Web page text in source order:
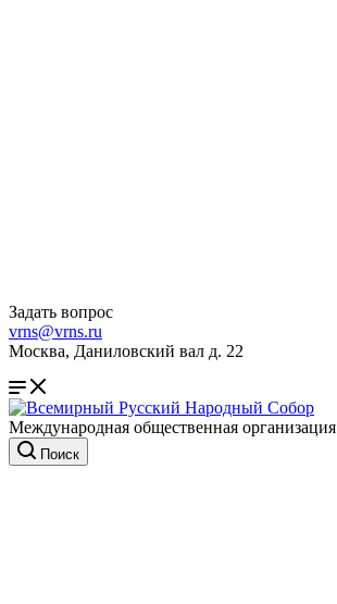
Задать вопрос
vrns@vrns.ru
Москва, Даниловский вал д. 22
Международная общественная организация
Поиск